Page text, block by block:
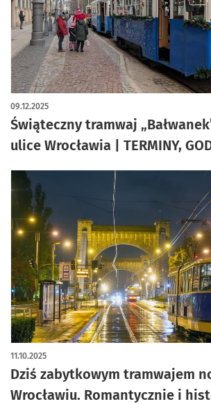
Świąteczny tramwaj
ulice Wrocławia | TERMINY,
09.12.2025
Dziś zabytkowym tramwajem
Wrocławiu. Romantycznie i
11.10.2025